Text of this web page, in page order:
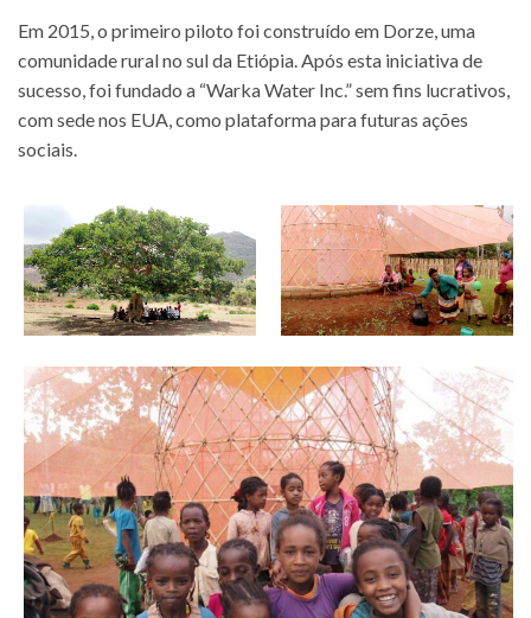
Em 2015, o primeiro piloto foi construído em Dorze, uma
comunidade rural no sul da Etiópia. Após esta iniciativa de
sucesso, foi fundado a “Warka Water Inc.” sem fins lucrativos,
com sede nos EUA, como plataforma para futuras ações
sociais.